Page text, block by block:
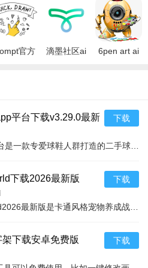
免费版
安卓
最新版
2023安卓最
新版v1.0.0
安卓官方版
2024最新版
v1.7.4安卓
手机版
官方
滴墨社区ai
6pen art ai
平台下载v3.29.0最新
下载
下载2026最新版
下载
下载安卓免费版
下载